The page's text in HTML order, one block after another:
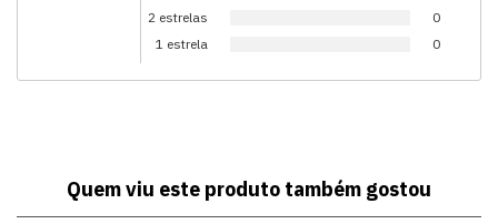
2 estrelas
0
1 estrela
0
Quem viu este produto também gostou